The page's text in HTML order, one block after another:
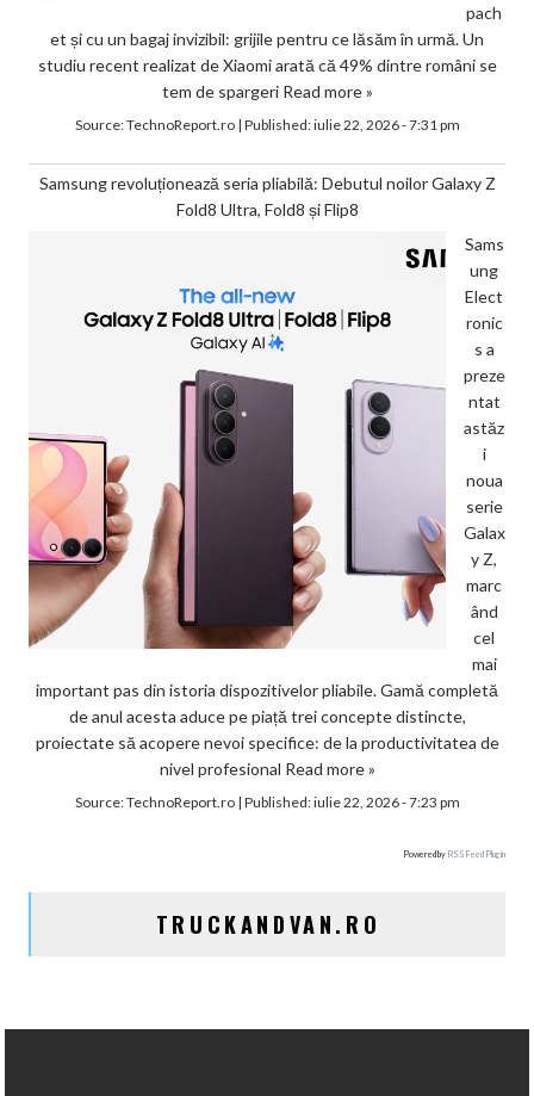
pach
et și cu un bagaj invizibil: grijile pentru ce lăsăm în urmă. Un
studiu recent realizat de Xiaomi arată că 49% dintre români se
tem de spargeri Read more »
Source:TechnoReport.ro| Published:iulie 22, 2026 - 7:31 pm
Samsung revoluționează seria pliabilă: Debutul noilor Galaxy Z
Fold8 Ultra, Fold8 și Flip8
Sams
ung
Elect
ronic
s a
preze
ntat
astăz
i
noua
serie
Galax
y Z,
marc
ând
cel
mai
important pas din istoria dispozitivelor pliabile. Gamă completă
de anul acesta aduce pe piață trei concepte distincte,
proiectate să acopere nevoi specifice: de la productivitatea de
nivel profesional Read more »
Source:TechnoReport.ro| Published:iulie 22, 2026 - 7:23 pm
Powered by RSS Feed Plugin
TRUCKANDVAN.RO